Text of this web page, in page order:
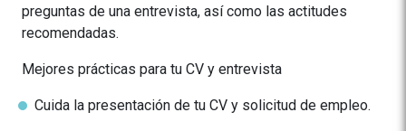
preguntas de una entrevista, así como las actitudes
recomendadas.
Mejores prácticas para tu CV y entrevista
Cuida la presentación de tu CV y solicitud de empleo.